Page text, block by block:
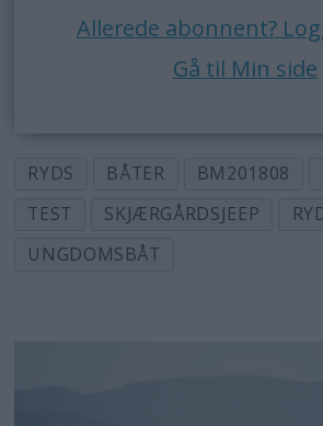
Allerede abonnent?
Gå til Min side
RYDS BÅTER BM201808
TEST
SKJÆRGÅRDSJEEP
UNGDOMSBÅT